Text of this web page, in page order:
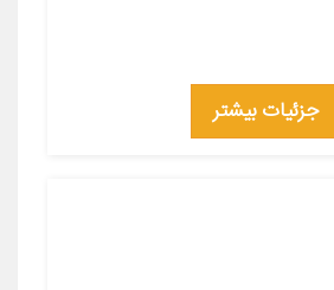
جزئیات بیشتر